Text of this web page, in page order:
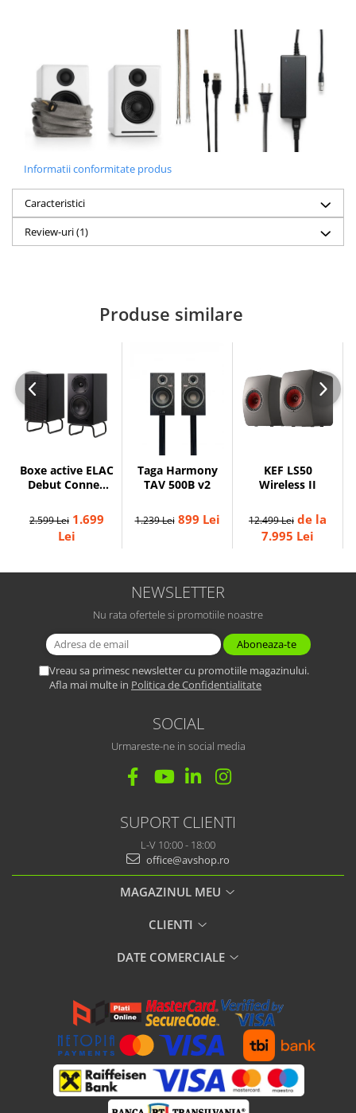
Informatii conformitate produs
Caracteristici
Review-uri(1)
Produse similare
Boxe active ELAC
Debut ConneX
ARC
2.599 Lei 1.699
Lei
Taga Harmony
TAV 500B v2
1.239 Lei 899 Lei
KEF LS50
Wireless II
12.499 Lei de la
7.995 Lei
NEWSLETTER
Nu rata ofertele si promotiile noastre
Vreau sa primesc newsletter cu promotiile magazinului.
Afla mai multe in Politica de Confidentialitate
SOCIAL
Urmareste-ne in social media
SUPORT CLIENTI
L-V 10:00 - 18:00
office@avshop.ro
MAGAZINUL MEU
CLIENTI
DATE COMERCIALE